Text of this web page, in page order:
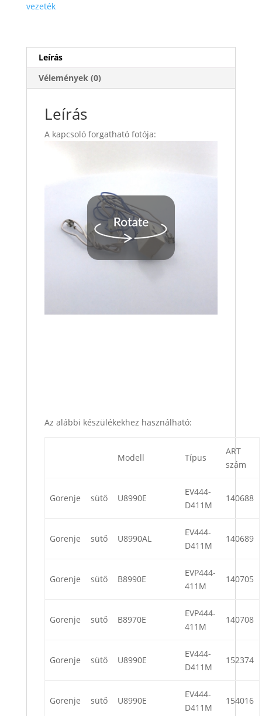
vezeték
Leírás
Vélemények (0)
Leírás
A kapcsoló forgatható fotója:
Az alábbi készülékekhez használható:
Modell Típus
ART
szám
Gorenje sütő U8990E
EV444-
D411M
140688
Gorenje sütő U8990AL
EV444-
D411M
140689
Gorenje sütő B8990E
EVP444-
411M
140705
Gorenje sütő B8970E
EVP444-
411M
140708
Gorenje sütő U8990E
EV444-
D411M
152374
Gorenje sütő U8990E
EV444-
D411M
154016